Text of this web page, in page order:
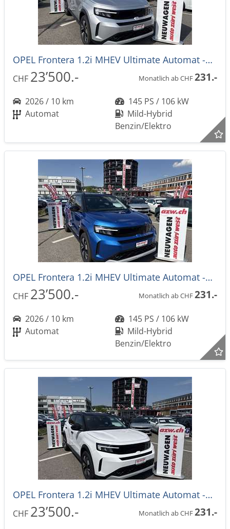
OPEL Frontera 1.2i MHEV Ultimate Automat -28%
CHF 23’500.- Monatlich ab CHF231.-
2026 / 10 km
145 PS / 106 kW
Automat
Mild-Hybrid
Benzin/Elektro
OPEL Frontera 1.2i MHEV Ultimate Automat -28%
CHF 23’500.- Monatlich ab CHF231.-
2026 / 10 km
145 PS / 106 kW
Automat
Mild-Hybrid
Benzin/Elektro
OPEL Frontera 1.2i MHEV Ultimate Automat -28%
CHF 23’500.- Monatlich ab CHF231.-